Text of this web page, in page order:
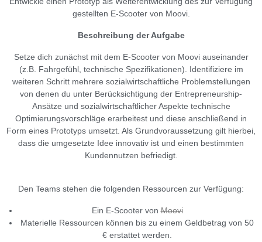
gestellten E-Scooter von Moovi.
Beschreibung der Aufgabe
Setze dich zunächst mit dem E-Scooter von Moovi auseinander
(z.B. Fahrgefühl, technische Spezifikationen). Identifiziere im
weiteren Schritt mehrere sozialwirtschaftliche Problemstellungen
von denen du unter Berücksichtigung der Entrepreneurship-
Ansätze und sozialwirtschaftlicher Aspekte technische
Optimierungsvorschläge erarbeitest und diese anschließend in
Form eines Prototyps umsetzt. Als Grundvoraussetzung gilt hierbei,
dass die umgesetzte Idee innovativ ist und einen bestimmten
Kundennutzen befriedigt.
Den Teams stehen die folgenden Ressourcen zur Verfügung:
Ein E-Scooter vonMoovi
Materielle Ressourcen können bis zu einem Geldbetrag von 50
€ erstattet werden.